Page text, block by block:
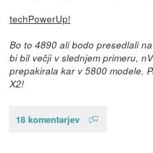
techPowerUp!
Bo to 4890 ali bodo presedlali
bi bil večji v slednjem primeru,
prepakirala kar v 5800 modele.
X2!
18 komentarjev